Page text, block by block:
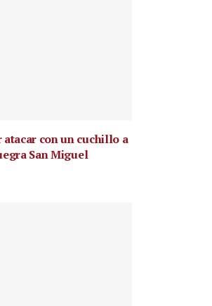
con un cuchillo a
San Miguel